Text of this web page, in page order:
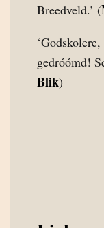
Breedveld.’ (
gedróómd!
Blik)